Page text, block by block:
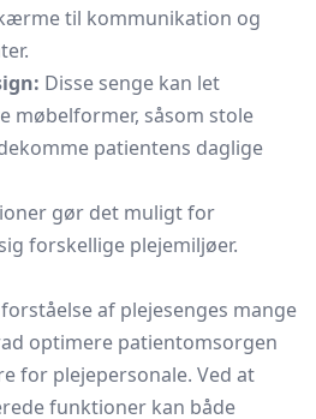
til kommunikation og
Disse senge kan let
møbelformer, såsom stole
patientens daglige
gør det muligt for
forskellige plejemiljøer.
af plejesenges mange
optimere patientomsorgen
for plejepersonale. Ved at
funktioner kan både